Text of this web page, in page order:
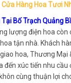
Cửa Hàng Hoa Tươi
Bố Trạch Quảng
lượng điện hoa còn
tận nhà. Khách
hoa, Thương Mại
đến xúc tiến nhu cầu
cùng thuận lợi